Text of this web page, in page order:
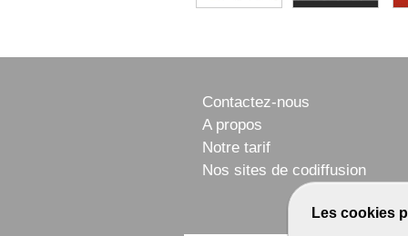
Les cookies
Contactez-nous
A propos
Notre tarif
Nos sites de codiffusion